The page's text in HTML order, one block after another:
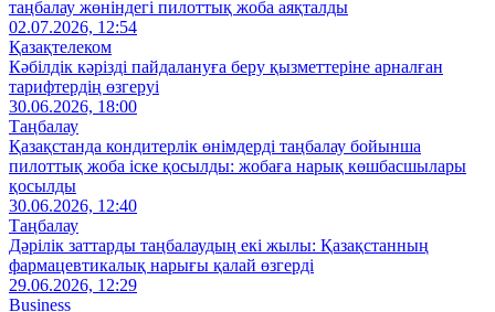
таңбалау жөніндегі пилоттық жоба аяқталды
02.07.2026, 12:54
Қазақтелеком
Кәбілдік кәрізді пайдалануға беру қызметтеріне арналған
тарифтердің өзгеруі
30.06.2026, 18:00
Таңбалау
Қазақстанда кондитерлік өнімдерді таңбалау бойынша
пилоттық жоба іске қосылды: жобаға нарық көшбасшылары
қосылды
30.06.2026, 12:40
Таңбалау
Дәрілік заттарды таңбалаудың екі жылы: Қазақстанның
фармацевтикалық нарығы қалай өзгерді
29.06.2026, 12:29
Business